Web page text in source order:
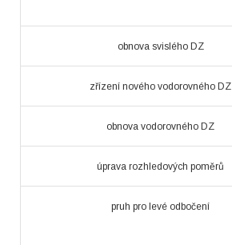
obnova svislého DZ
zřízení nového vodorovného DZ
obnova vodorovného DZ
úprava rozhledových poměrů
pruh pro levé odbočení